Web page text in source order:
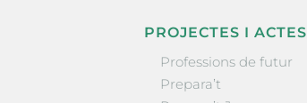
PROJECTES I ACTES
Professions de futur
Prepara’t